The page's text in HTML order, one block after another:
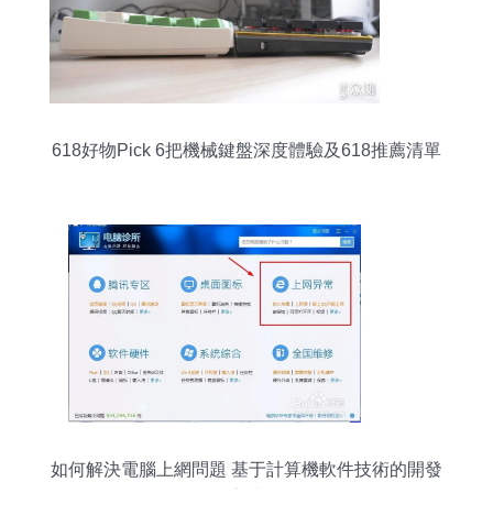
618好物Pick 6把機械鍵盤深度體驗及618推薦清單
如何解決電腦上網問題 基于計算機軟件技術的開發